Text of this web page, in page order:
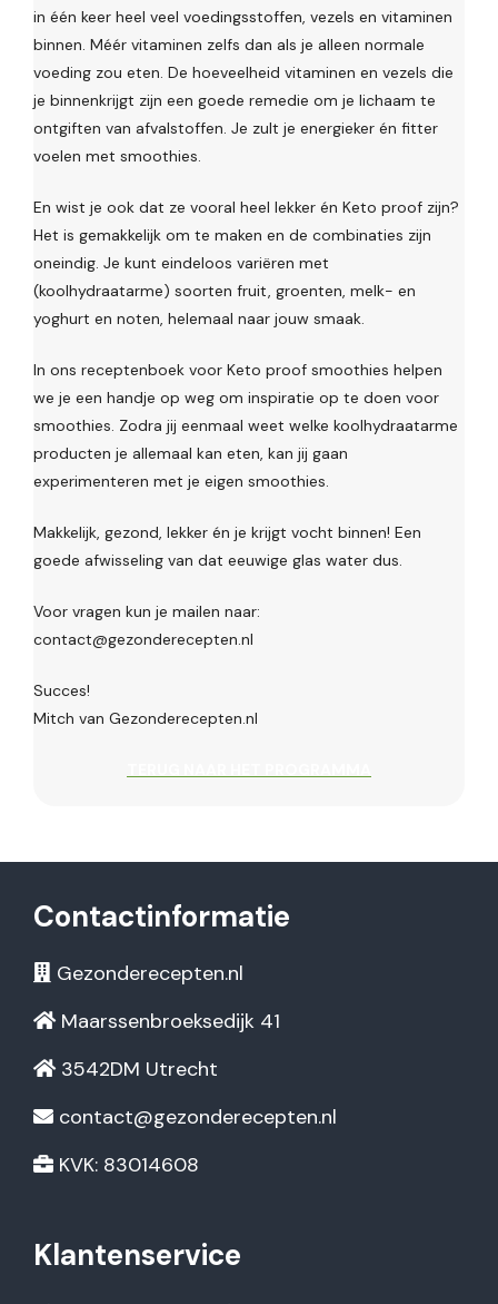
in één keer heel veel voedingsstoffen, vezels en vitaminen
binnen. Méér vitaminen zelfs dan als je alleen normale
voeding zou eten. De hoeveelheid vitaminen en vezels die
je binnenkrijgt zijn een goede remedie om je lichaam te
ontgiften van afvalstoffen. Je zult je energieker én fitter
voelen met smoothies.
En wist je ook dat ze vooral heel lekker én Keto proof zijn?
Het is gemakkelijk om te maken en de combinaties zijn
oneindig. Je kunt eindeloos variëren met
(koolhydraatarme) soorten fruit, groenten, melk- en
yoghurt en noten, helemaal naar jouw smaak.
In ons receptenboek voor Keto proof smoothies helpen
we je een handje op weg om inspiratie op te doen voor
smoothies. Zodra jij eenmaal weet welke koolhydraatarme
producten je allemaal kan eten, kan jij gaan
experimenteren met je eigen smoothies.
Makkelijk, gezond, lekker én je krijgt vocht binnen! Een
goede afwisseling van dat eeuwige glas water dus.
Voor vragen kun je mailen naar:
contact@gezonderecepten.nl
Succes!
Mitch van Gezonderecepten.nl
Contactinformatie
Gezonderecepten.nl
Maarssenbroeksedijk 41
3542DM Utrecht
contact@gezonderecepten.nl
KVK: 83014608
Klantenservice